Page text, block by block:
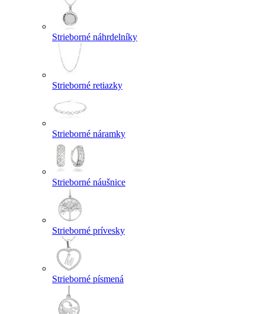
Strieborné náhrdelníky
Strieborné retiazky
Strieborné náramky
Strieborné náušnice
Strieborné prívesky
Strieborné písmená